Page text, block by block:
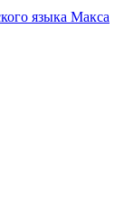
языка Макса